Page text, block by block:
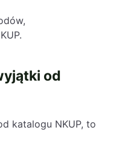
od
katalogu NKUP, to